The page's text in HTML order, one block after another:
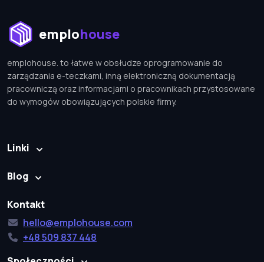
emplohouse
emplohouse. to łatwe w obsłudze oprogramowanie do
zarządzania e-teczkami, inną elektroniczną dokumentacją
pracowniczą oraz informacjami o pracownikach przystosowane
do wymogów obowiązujących polskie firmy.
Linki
Blog
Kontakt
hello@emplohouse.com
+48 509 837 448